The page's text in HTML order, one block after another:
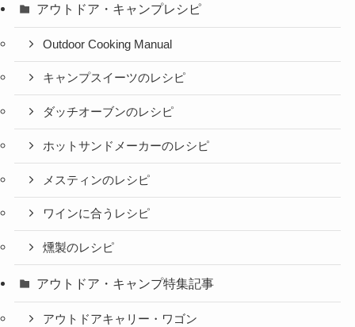
アウトドア・キャンプレシピ
Outdoor Cooking Manual
キャンプスイーツのレシピ
ダッチオーブンのレシピ
ホットサンドメーカーのレシピ
メスティンのレシピ
ワインに合うレシピ
燻製のレシピ
アウトドア・キャンプ特集記事
アウトドアキャリー・ワゴン